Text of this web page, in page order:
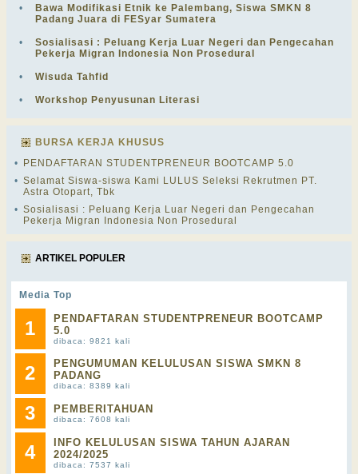
•
Bawa Modifikasi Etnik ke Palembang, Siswa SMKN 8
Padang Juara di FESyar Sumatera
•
Sosialisasi : Peluang Kerja Luar Negeri dan Pengecahan
Pekerja Migran Indonesia Non Prosedural
• Wisuda Tahfid
• Workshop Penyusunan Literasi
BURSA KERJA KHUSUS
•
PENDAFTARAN STUDENTPRENEUR BOOTCAMP 5.0
• Selamat Siswa-siswa Kami LULUS Seleksi Rekrutmen PT.
Astra Otopart, Tbk
• Sosialisasi : Peluang Kerja Luar Negeri dan Pengecahan
Pekerja Migran Indonesia Non Prosedural
ARTIKEL POPULER
Media Top
1
PENDAFTARAN STUDENTPRENEUR BOOTCAMP
5.0
dibaca: 9821 kali
2
PENGUMUMAN KELULUSAN SISWA SMKN 8
PADANG
dibaca: 8389 kali
3 PEMBERITAHUAN
dibaca: 7608 kali
4
INFO KELULUSAN SISWA TAHUN AJARAN
2024/2025
dibaca: 7537 kali